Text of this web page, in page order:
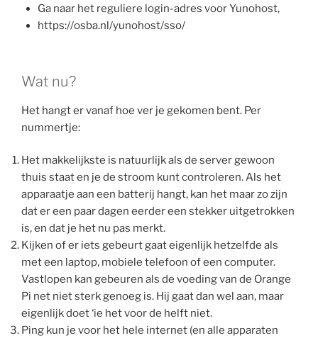
Ga naar het reguliere login-adres voor Yunohost,
https://osba.nl/yunohost/sso/
Wat nu?
Het hangt er vanaf hoe ver je gekomen bent. Per
nummertje:
Het makkelijkste is natuurlijk als de server gewoon
thuis staat en je de stroom kunt controleren. Als het
apparaatje aan een batterij hangt, kan het maar zo zijn
dat er een paar dagen eerder een stekker uitgetrokken
is, en dat je het nu pas merkt.
Kijken of er iets gebeurt gaat eigenlijk hetzelfde als
met een laptop, mobiele telefoon of een computer.
Vastlopen kan gebeuren als de voeding van de Orange
Pi net niet sterk genoeg is. Hij gaat dan wel aan, maar
eigenlijk doet ‘ie het voor de helft niet.
Ping kun je voor het hele internet (en alle apparaten